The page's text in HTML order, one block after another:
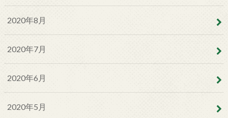
2020年8月
2020年7月
2020年6月
2020年5月